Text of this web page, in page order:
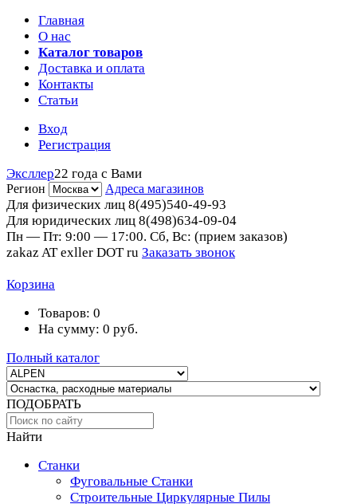
Главная
О нас
Каталог товаров
Доставка и оплата
Контакты
Статьи
Вход
Регистрация
Эксллер22 года с Вами
Регион Адреса магазинов
Для физических лиц 8(495)540-49-93
Для юридических лиц 8(498)634-09-04
Пн — Пт: 9:00 — 17:00. Сб, Вс: (прием заказов)
zakaz AT exller DOT ru Заказать звонок
Корзина
Товаров: 0
На сумму: 0 руб.
Полный каталог
ПОДОБРАТЬ
Найти
Станки
Фуговальные Станки
Строительные Циркулярные Пилы